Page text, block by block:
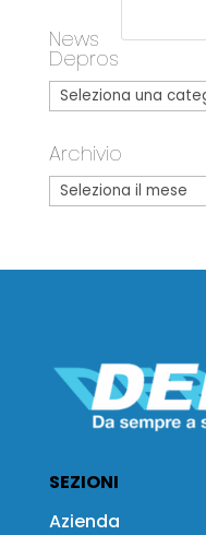
News
Depros
Archivio
SEZIONI
Azienda